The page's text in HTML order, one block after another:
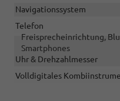
Navigationssystem
Telefon
Freisprecheinrichtung,
Smartphones
Uhr & Drehzahlmesser
Volldigitales